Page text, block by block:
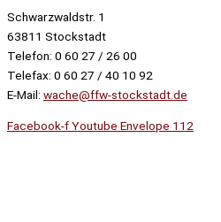
Schwarzwaldstr. 1
63811 Stockstadt
Telefon: 0 60 27 / 26 00
Telefax: 0 60 27 / 40 10 92
E-Mail: wache@ffw-stockstadt.de
Facebook-fYoutube Envelope 112